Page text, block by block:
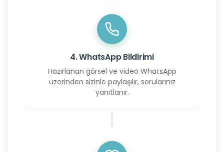
4. WhatsApp Bildirimi
Hazırlanan görsel ve video WhatsApp
üzerinden sizinle paylaşılır, sorularınız
yanıtlanır.